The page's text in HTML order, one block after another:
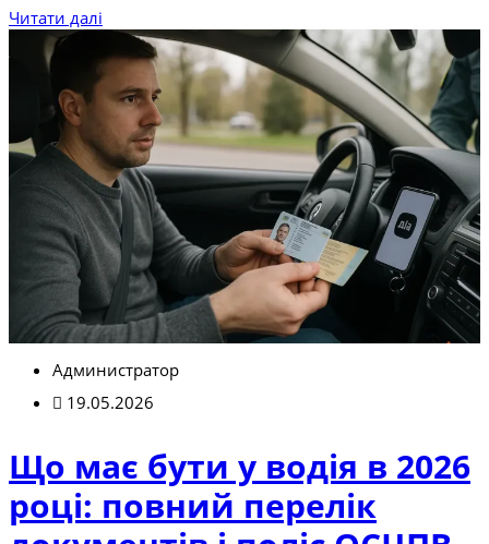
Читати далі
Администратор
19.05.2026
Що має бути у водія в 2026
році: повний перелік